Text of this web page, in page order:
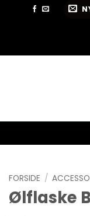
FORSIDE /
Ølflaske